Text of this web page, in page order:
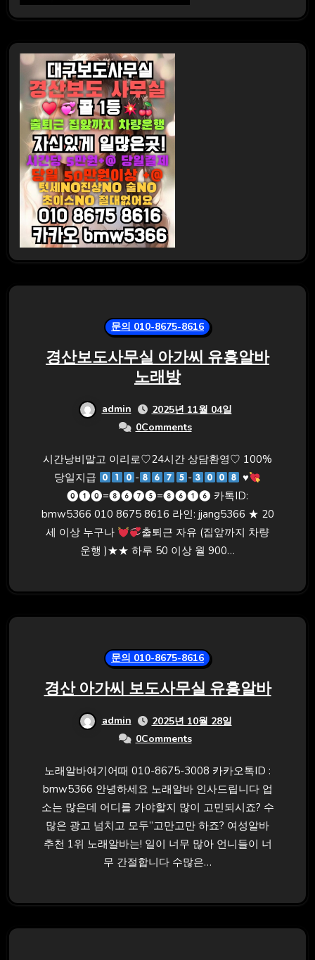
문의 010-8675-8616
경산보도사무실 아가씨 유흥알바
노래방
admin
2025년 11월 04일
0Comments
시간낭비말고 이리로♡24시간 상담환영♡ 100%
당일지급
- -
♥️
⓿❶⓿=❽❻❼❺=❽❻❶❻ 카톡ID:
bmw5366 010 8675 8616 라인: jjang5366 ★ 20
세 이상 누구나
출퇴근 자유 (집앞까지 차량
운행 )★★ 하루 50 이상 월 900…
문의 010-8675-8616
경산 아가씨 보도사무실 유흥알바
admin
2025년 10월 28일
0Comments
노래알바여기어때 010-8675-3008 카카오톡ID :
bmw5366 안녕하세요 노래알바 인사드립니다 업
소는 많은데 어디를 가야할지 많이 고민되시죠? 수
많은 광고 넘치고 모두”고만고만 하죠? 여성알바
추천 1위 노래알바는! 일이 너무 많아 언니들이 너
무 간절합니다 수많은…